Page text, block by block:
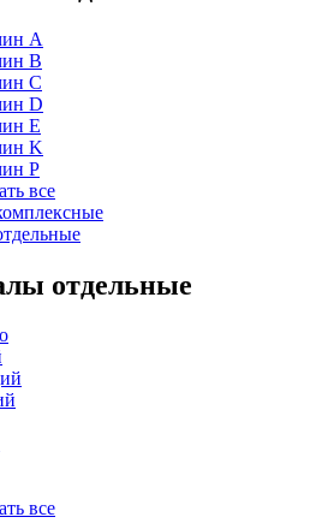
A
B
C
D
E
K
P
все
отдельные
все